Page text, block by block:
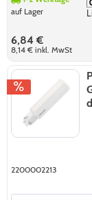
auf Lager
6,84 €
8,14 €inkl. MwSt
2200002213